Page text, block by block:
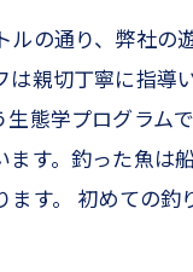
の通り、弊社
は親切丁寧に指
態学プログラム
す。釣った魚は
ます。 初めての